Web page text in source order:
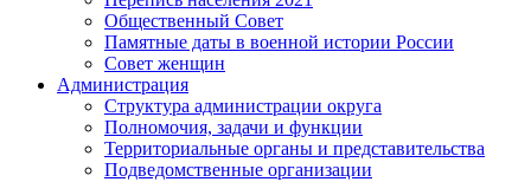
Общественный Совет
Памятные даты в военной истории России
Совет женщин
Администрация
Структура администрации округа
Полномочия, задачи и функции
Территориальные органы и представительства
Подведомственные организации